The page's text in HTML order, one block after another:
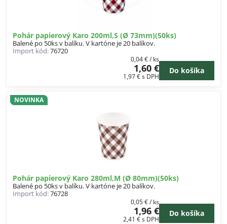
Pohár papierový Karo 200ml,S (Ø 73mm)(50ks)
Balené po 50ks v balíku. V kartóne je 20 balíkov.
Import kód:76720
1,60 €
1,97 €s DPH
0,04 €/ ks
Do košíka
Pohár papierový Karo 280ml,M (Ø 80mm)(50ks)
NOVINKA
Balené po 50ks v balíku. V kartóne je 20 balíkov.
Import kód:76728
1,96 €
2,41 €s DPH
0,05 €/ ks
Do košíka